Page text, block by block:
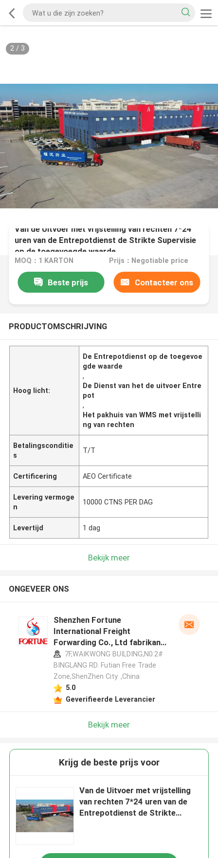
2/ 3
Van de Uitvoer met vrijstelling van rechten 7*24
uren van de Entrepotdienst de Strikte Supervisie
op de toegevoegde waarde
MOQ：1 KARTON Prijs：Negotiable price
Beste prijs Contacteer ons
PRODUCTOMSCHRIJVING
Hoog licht:
De Entrepotdienst op de toegevoe
gde waarde
,
De Dienst van het de uitvoer Entre
pot
,
Het pakhuis van WMS met vrijstelli
ng van rechten
Betalingsconditie
s
T/T
Certificering AEO Certificate
Levering vermoge
n
10000 CTNS PER DAG
Levertijd 1 dag
Bekijk meer
ONGEVEER ONS
Shenzhen Fortune
International Freight
Forwarding Co., Ltd fabrikant
profiel7F,WAIKWONG BUILDING,N0.2#
BINGLANG RD. Futian Free Trade
Zone,ShenZhen City. ,China
5.0
Geverifieerde Leverancier
Bekijk meer
Krijg de beste prijs voor
Van de Uitvoer met vrijstelling
van rechten 7*24 uren van de
Entrepotdienst de Strikte